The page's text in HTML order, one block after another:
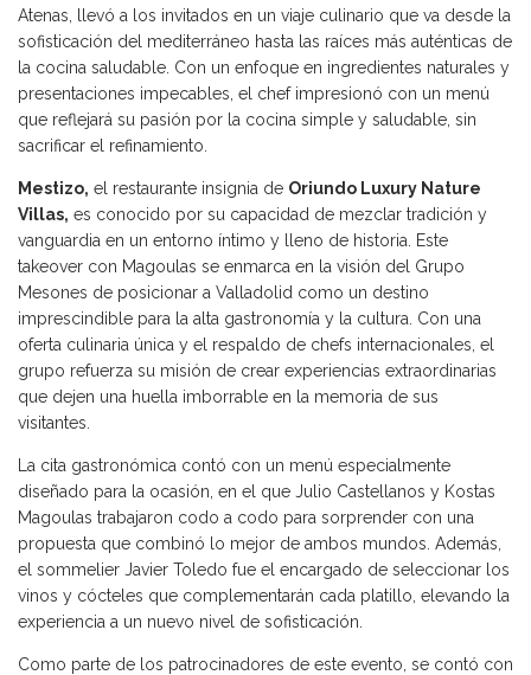
Atenas, llevó a los invitados en un viaje culinario que va desde la
sofisticación del mediterráneo hasta las raíces más auténticas de
la cocina saludable. Con un enfoque en ingredientes naturales y
presentaciones impecables, el chef impresionó con un menú
que reflejará su pasión por la cocina simple y saludable, sin
sacrificar el refinamiento.
Mestizo, el restaurante insignia de Oriundo Luxury Nature
Villas, es conocido por su capacidad de mezclar tradición y
vanguardia en un entorno íntimo y lleno de historia. Este
takeover con Magoulas se enmarca en la visión del Grupo
Mesones de posicionar a Valladolid como un destino
imprescindible para la alta gastronomía y la cultura. Con una
oferta culinaria única y el respaldo de chefs internacionales, el
grupo refuerza su misión de crear experiencias extraordinarias
que dejen una huella imborrable en la memoria de sus
visitantes.
La cita gastronómica contó con un menú especialmente
diseñado para la ocasión, en el que Julio Castellanos y Kostas
Magoulas trabajaron codo a codo para sorprender con una
propuesta que combinó lo mejor de ambos mundos. Además,
el sommelier Javier Toledo fue el encargado de seleccionar los
vinos y cócteles que complementarán cada platillo, elevando la
experiencia a un nuevo nivel de sofisticación.
Como parte de los patrocinadores de este evento, se contó con